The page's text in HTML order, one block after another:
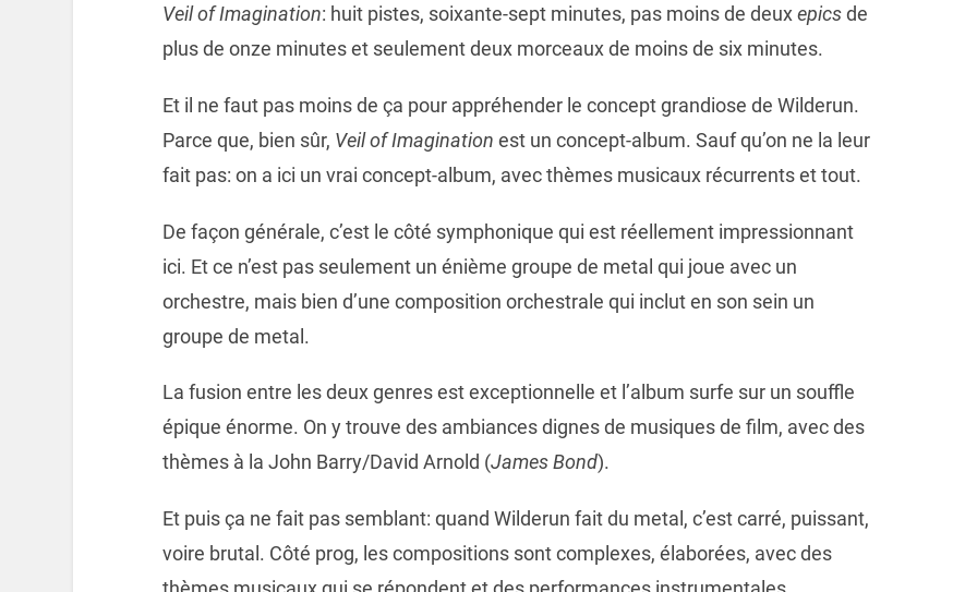
Veil of Imagination: huit pistes, soixante-sept minutes, pas moins de deuxepicsde
plus de onze minutes et seulement deux morceaux de moins de six minutes.
Et il ne faut pas moins de ça pour appréhender le concept grandiose de Wilderun.
Parce que, bien sûr, Veil of Imagination est un concept-album. Sauf qu’on ne la leur
fait pas: on a ici un vrai concept-album, avec thèmes musicaux récurrents et tout.
De façon générale, c’est le côté symphonique qui est réellement impressionnant
ici. Et ce n’est pas seulement un énième groupe de metal qui joue avec un
orchestre, mais bien d’une composition orchestrale qui inclut en son sein un
groupe de metal.
La fusion entre les deux genres est exceptionnelle et l’album surfe sur un souffle
épique énorme. On y trouve des ambiances dignes de musiques de film, avec des
thèmes à la John Barry/David Arnold (James Bond).
Et puis ça ne fait pas semblant: quand Wilderun fait du metal, c’est carré, puissant,
voire brutal. Côté prog, les compositions sont complexes, élaborées, avec des